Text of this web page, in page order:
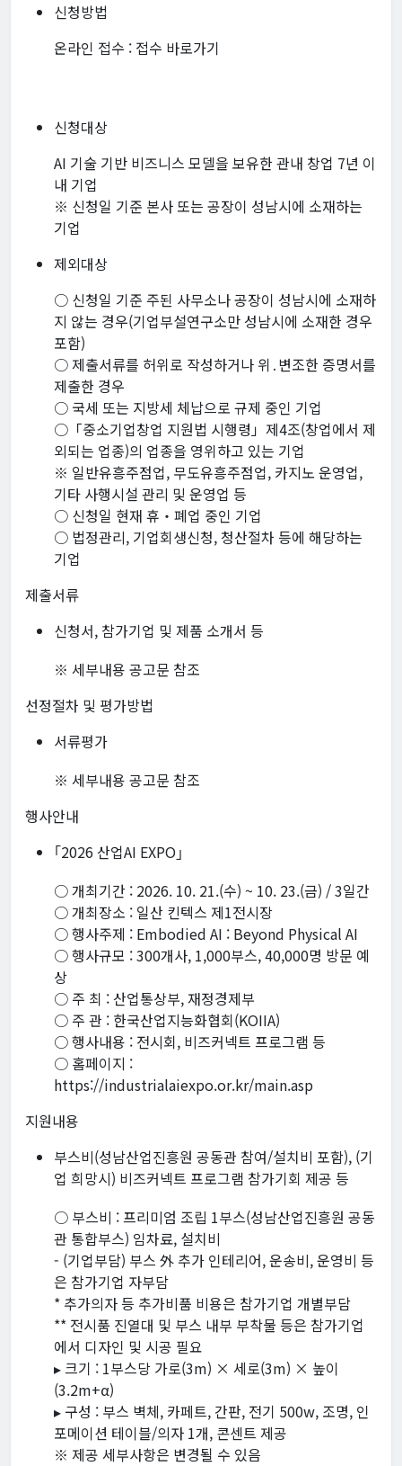
신청방법
온라인 접수 : 접수 바로가기
신청대상
AI 기술 기반 비즈니스 모델을 보유한 관내 창업 7년 이
내 기업
※ 신청일 기준 본사 또는 공장이 성남시에 소재하는
기업
제외대상
○ 신청일 기준 주된 사무소나 공장이 성남시에 소재하
지 않는 경우(기업부설연구소만 성남시에 소재한 경우
포함)
○ 제출서류를 허위로 작성하거나 위․변조한 증명서를
제출한 경우
○ 국세 또는 지방세 체납으로 규제 중인 기업
○「중소기업창업 지원법 시행령」제4조(창업에서 제
외되는 업종)의 업종을 영위하고 있는 기업
※ 일반유흥주점업, 무도유흥주점업, 카지노 운영업,
기타 사행시설 관리 및 운영업 등
○ 신청일 현재 휴‧폐업 중인 기업
○ 법정관리, 기업회생신청, 청산절차 등에 해당하는
기업
제출서류
신청서, 참가기업 및 제품 소개서 등
※ 세부내용 공고문 참조
선정절차 및 평가방법
서류평가
※ 세부내용 공고문 참조
행사안내
｢2026 산업AI EXPO｣
○ 개최기간 : 2026. 10. 21.(수) ~ 10. 23.(금) / 3일간
○ 개최장소 : 일산 킨텍스 제1전시장
○ 행사주제 : Embodied AI : Beyond Physical AI
○ 행사규모 : 300개사, 1,000부스, 40,000명 방문 예
상
○ 주 최 : 산업통상부, 재정경제부
○ 주 관 : 한국산업지능화협회(KOIIA)
○ 행사내용 : 전시회, 비즈커넥트 프로그램 등
○ 홈페이지 :
https://industrialaiexpo.or.kr/main.asp
지원내용
부스비(성남산업진흥원 공동관 참여/설치비 포함), (기
업 희망시) 비즈커넥트 프로그램 참가기회 제공 등
○ 부스비 : 프리미엄 조립 1부스(성남산업진흥원 공동
관 통합부스) 임차료, 설치비
- (기업부담) 부스 外 추가 인테리어, 운송비, 운영비 등
은 참가기업 자부담
* 추가의자 등 추가비품 비용은 참가기업 개별부담
** 전시품 진열대 및 부스 내부 부착물 등은 참가기업
에서 디자인 및 시공 필요
▸ 크기 : 1부스당 가로(3m) × 세로(3m) × 높이
(3.2m+α)
▸ 구성 : 부스 벽체, 카페트, 간판, 전기 500w, 조명, 인
포메이션 테이블/의자 1개, 콘센트 제공
※ 제공 세부사항은 변경될 수 있음